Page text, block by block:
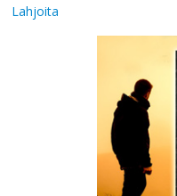
Lahjoita